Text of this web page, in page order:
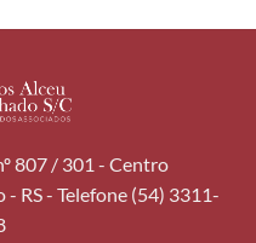
807 / 301 - Centro
RS - Telefone (54) 3311-